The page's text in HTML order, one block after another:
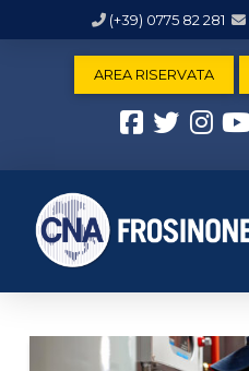
(+39) 0775 82 281
AREA RISERVATA